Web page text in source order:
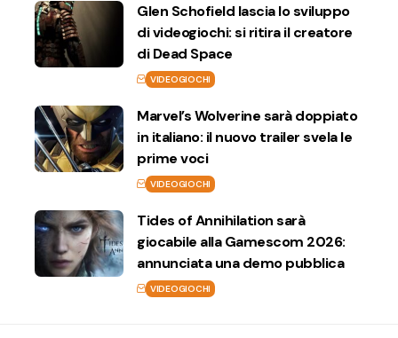
Glen Schofield lascia lo sviluppo
di videogiochi: si ritira il creatore
di Dead Space
VIDEOGIOCHI
Marvel’s Wolverine sarà doppiato
in italiano: il nuovo trailer svela le
prime voci
VIDEOGIOCHI
Tides of Annihilation sarà
giocabile alla Gamescom 2026:
annunciata una demo pubblica
VIDEOGIOCHI